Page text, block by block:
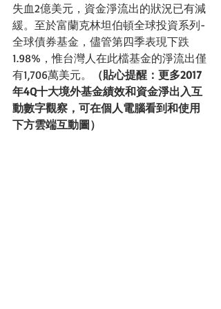
失血2億美元，資金淨流出的狀況已有減
緩。至於富蘭克林坦伯頓全球投資系列-
全球債券基金，儘管第四季表現下跌
1.98%，惟台灣人在此檔基金的淨流出僅
有1,706萬美元。
（貼心提醒：更多2017
年4Q十大境外基金績效和資金淨出入互
動數字觀察，可在個人電腦看到和使用
下方雲端互動圖）